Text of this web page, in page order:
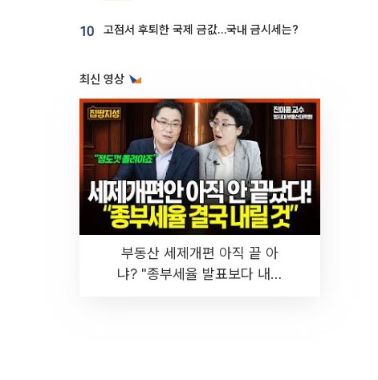
10 고점서 후퇴한 국제 금값…국내 금시세는?
최신 영상
부동산 세제개편 아직 끝 아
냐? "종부세율 발표보다 내릴